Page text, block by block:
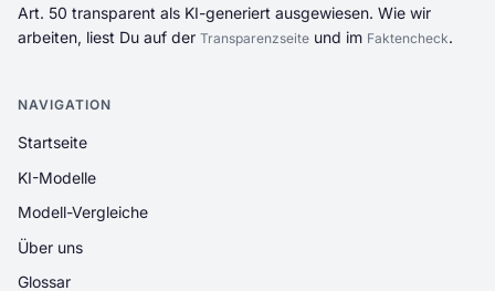
Art. 50 transparent als KI-generiert ausgewiesen. Wie wir
arbeiten, liest Du auf der Transparenzseite und im Faktencheck.
NAVIGATION
Startseite
KI-Modelle
Modell-Vergleiche
Über uns
Glossar